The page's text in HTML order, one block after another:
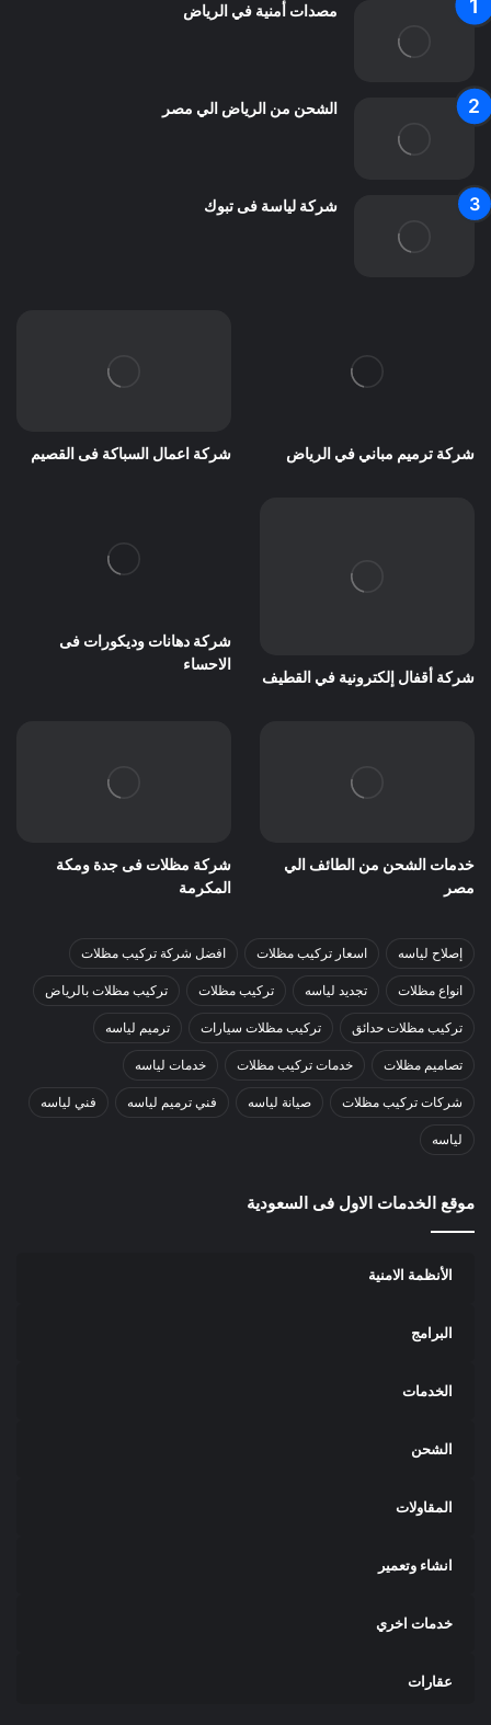
مصدات أمنية في الرياض
الشحن من الرياض الي مصر
شركة لياسة فى تبوك
شركة ترميم مباني في الرياض شركة اعمال السباكة فى القصيم
شركة أقفال إلكترونية في القطيف
شركة دهانات وديكورات فى
الاحساء
خدمات الشحن من الطائف الي
مصر
شركة مظلات فى جدة ومكة
المكرمة
إصلاح لياسه اسعار تركيب مظلات افضل شركة تركيب مظلات
انواع مظلات تجديد لياسه تركيب مظلات تركيب مظلات بالرياض
تركيب مظلات حدائق تركيب مظلات سيارات ترميم لياسه
تصاميم مظلات خدمات تركيب مظلات خدمات لياسه
شركات تركيب مظلات صيانة لياسه فني ترميم لياسه فني لياسه
لياسه
موقع الخدمات الاول فى السعودية
الأنظمة الامنية
البرامج
الخدمات
الشحن
المقاولات
انشاء وتعمير
خدمات اخري
عقارات